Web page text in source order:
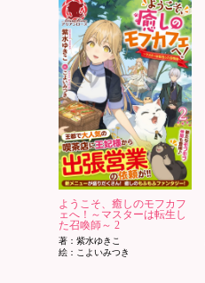
ようこそ、癒しのモフカフ
ェへ！～マスターは転生し
た召喚師～ 2
著：紫水ゆきこ
絵：こよいみつき